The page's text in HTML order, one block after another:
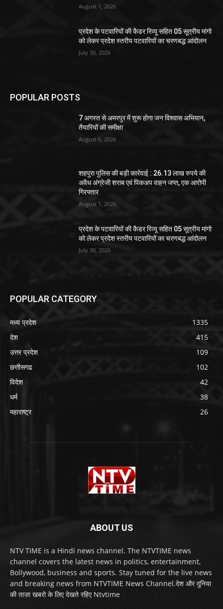
August 1, 2026
प्रदेश के पटवारियों की कैडर रिव्यू सहित 05 सूत्रीय मांगो
को लेकर प्रदेश स्तरीय पटवारियों का चरणबद्ध आंदोलन
July 30, 2026
POPULAR POSTS
7 अगस्त से अमरपुर में शुरू होगा जन विश्वास अभियान,
तैयारियों की समीक्षा
August 6, 2026
शहपुरा पुलिस की बड़ी कार्रवाई : 26.13 लाख रुपये की
अवैध अंग्रेजी शराब एवं पिकअप वाहन जप्त, एक आरोपी
गिरफ्तार
August 1, 2026
प्रदेश के पटवारियों की कैडर रिव्यू सहित 05 सूत्रीय मांगो
को लेकर प्रदेश स्तरीय पटवारियों का चरणबद्ध आंदोलन
July 30, 2026
POPULAR CATEGORY
मध्य प्रदेश
1335
देश
415
उत्तर प्रदेश
109
छत्तीसगढ
102
विदेश
42
धर्म
38
महाराष्ट्र
26
ABOUT US
NTV TIME is a Hindi news channel. The NTVTIME news
channel covers the latest news in politics, entertainment,
Bollywood, business and sports. Stay tuned for the live news
and breaking news from NTVTIME News Channel.देश और दुनिया
की ताज़ा खबरो के लिए देखते रहिए Ntvtime